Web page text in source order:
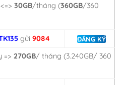
30GB/tháng (360GB/360
gửi 9084 ĐĂNG KÝ
=>270GB/ tháng (3.240GB/ 360